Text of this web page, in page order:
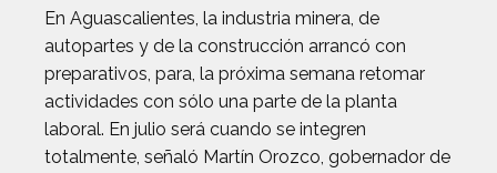
En Aguascalientes, la industria minera, de
autopartes y de la construcción arrancó con
preparativos, para, la próxima semana retomar
actividades con sólo una parte de la planta
laboral. En julio será cuando se integren
totalmente, señaló Martín Orozco, gobernador de